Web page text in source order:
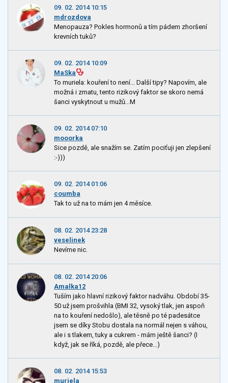
09. 02. 2014 10:15
mdrozdova
Menopauza? Pokles hormonů a tím pádem zhoršení
krevních tuků?
09. 02. 2014 10:09
MaSka
To muriela: kouření to není... Další tipy? Napovím, ale
možná i zmatu, tento rizikový faktor se skoro nemá
šanci vyskytnout u mužů...M
09. 02. 2014 07:10
mooorka
Sice pozdě, ale snažím se. Zatím pociťuji jen zlepšení
:-)))
09. 02. 2014 01:06
coumba
Tak to už na to mám jen 4 měsíce.
08. 02. 2014 23:28
veselinek
Nevíme nic.
08. 02. 2014 20:06
Amalka12
Tuším jako hlavní rizikový faktor nadváhu. Období 35-
50 už jsem prošvihla (BMI 32, vysoký tlak, jen aspoň
na to kouření nedošlo), ale těsně po té padesátce
jsem se díky Stobu dostala na normál nejen s váhou,
ale i s tlakem, tuky a cukrem - mám ještě šanci? (I
když, jak se říká, pozdě, ale přece...)
08. 02. 2014 15:53
muriela